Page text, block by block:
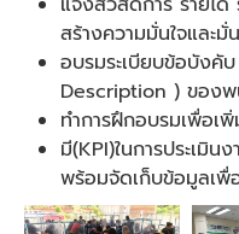
สร้างความมั่นใจและ
อบรมระเบียบข้อบังคั
Description ) ของพ
ทำการฝึกอบรมเพื่อเ
มี(KPI)ในการประเมิน
พร้อมจัดเก็บข้อมูลเ